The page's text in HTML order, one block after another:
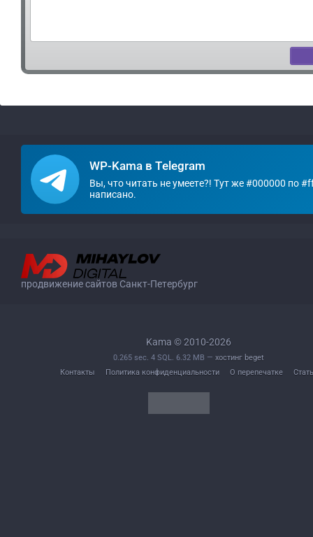
WP-Kama в Telegram
Вы, что читать не умеете?! Тут же #000000 по
написано.
продвижение сайтов Санкт-Петербург
Kama © 2010-2026
0.265 sec. 4 SQL. 6.32 MB — хостинг beget
Контакты
Политика конфиденциальности О перепечатке